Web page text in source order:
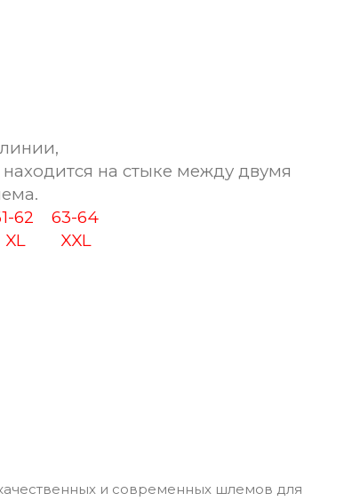
на стыке между двумя
62 63-64
XL XXL
и современных шлемов для